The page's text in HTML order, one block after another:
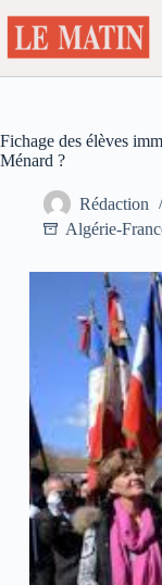
au
contenu
Fichage des élèves
Ménard ?
Rédaction
Algérie-